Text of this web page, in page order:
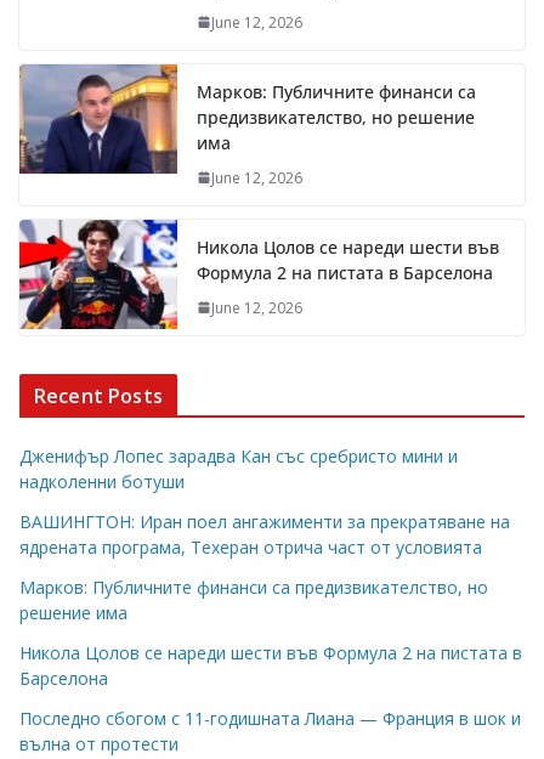
June 12, 2026
Марков: Публичните финанси са
предизвикателство, но решение
има
June 12, 2026
Никола Цолов се нареди шести във
Формула 2 на пистата в Барселона
June 12, 2026
Recent Posts
Дженифър Лопес зарадва Кан със сребристо мини и
надколенни ботуши
ВАШИНГТОН: Иран поел ангажименти за прекратяване на
ядрената програма, Техеран отрича част от условията
Марков: Публичните финанси са предизвикателство, но
решение има
Никола Цолов се нареди шести във Формула 2 на пистата в
Барселона
Последно сбогом с 11-годишната Лиана — Франция в шок и
вълна от протести